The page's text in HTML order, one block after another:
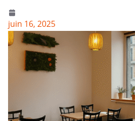
juin 16, 2025